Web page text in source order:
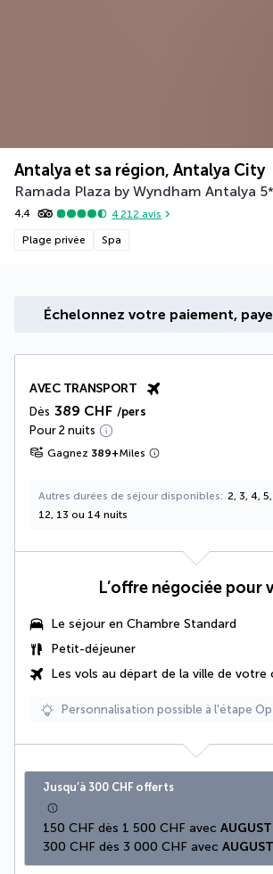
Antalya et sa région, Antalya City
Ramada Plaza by Wyndham Antalya 5*
4,4 4 212 avis
Plage privée Spa
Échelonnez votre paiement,
AVEC TRANSPORT
Dès 389 CHF /pers
Pour 2 nuits
Gagnez 389+Miles
Autres durées de séjour disponibles
2, 3, 4,
12, 13 ou 14 nuits
L’offre négociée pour
Le séjour en Chambre Standard
Petit-déjeuner
Les vols au départ de la ville de votre
Personnalisation possible à l’étape
Jusqu’à 300 CHF offerts
150 CHF dès 1 500 CHF avec
300 CHF dès 3 000 CHF avec